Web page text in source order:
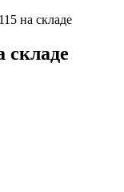
на складе
складе